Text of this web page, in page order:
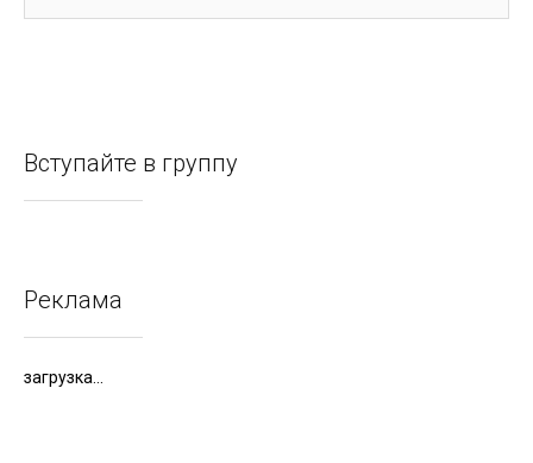
Вступайте в группу
Реклама
загрузка...